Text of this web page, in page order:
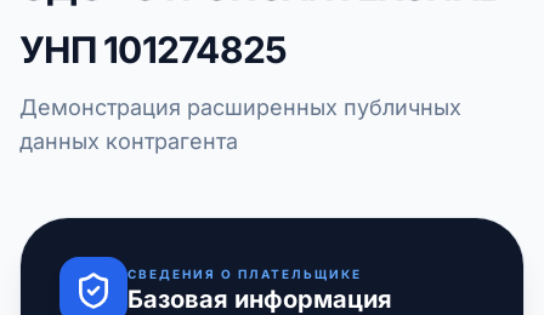
УНП101274825
Демонстрация расширенных публичных
данных контрагента
СВЕДЕНИЯ О ПЛАТЕЛЬЩИКЕ
Базовая информация